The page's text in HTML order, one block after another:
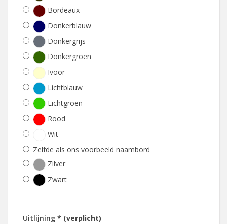
Bordeaux
Donkerblauw
Donkergrijs
Donkergroen
Ivoor
Lichtblauw
Lichtgroen
Rood
Wit
Zelfde als ons voorbeeld naambord
Zilver
Zwart
Uitlijning * (verplicht)